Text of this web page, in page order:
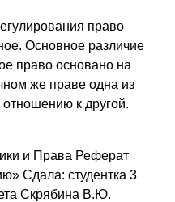
право
Основное различие
право основано на
же праве одна из
к другой.
и Права Реферат
Сдала: студентка 3
Скрябина В.Ю.